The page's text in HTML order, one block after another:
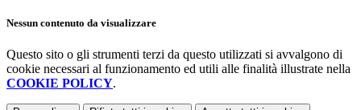
Nessun contenuto da visualizzare
Questo sito o gli strumenti terzi da questo utilizzati si avvalgono di
cookie necessari al funzionamento ed utili alle finalità illustrate nella
COOKIE POLICY.